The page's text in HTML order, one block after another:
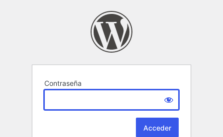
Contraseña